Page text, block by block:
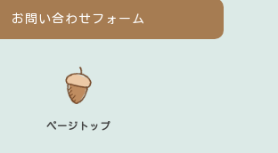
お問い合わせフォーム
ページトップ